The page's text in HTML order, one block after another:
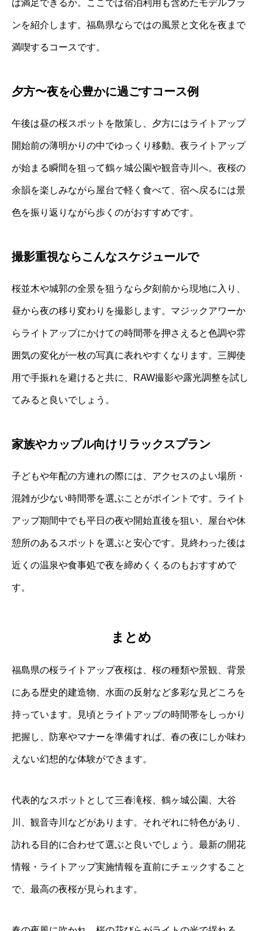
ば満足できるか。ここでは宿泊利用も含めたモデルプラ
ンを紹介します。福島県ならではの風景と文化を夜まで
満喫するコースです。
夕方〜夜を心豊かに過ごすコース例
午後は昼の桜スポットを散策し、夕方にはライトアップ
開始前の薄明かりの中でゆっくり移動。夜ライトアップ
が始まる瞬間を狙って鶴ヶ城公園や観音寺川へ。夜桜の
余韻を楽しみながら屋台で軽く食べて、宿へ戻るには景
色を振り返りながら歩くのがおすすめです。
撮影重視ならこんなスケジュールで
桜並木や城郭の全景を狙うなら夕刻前から現地に入り、
昼から夜の移り変わりを撮影します。マジックアワーか
らライトアップにかけての時間帯を押さえると色調や雰
囲気の変化が一枚の写真に表れやすくなります。三脚使
用で手振れを避けると共に、RAW撮影や露光調整を試し
てみると良いでしょう。
家族やカップル向けリラックスプラン
子どもや年配の方連れの際には、アクセスのよい場所・
混雑が少ない時間帯を選ぶことがポイントです。ライト
アップ期間中でも平日の夜や開始直後を狙い、屋台や休
憩所のあるスポットを選ぶと安心です。見終わった後は
近くの温泉や食事処で夜を締めくくるのもおすすめで
す。
まとめ
福島県の桜ライトアップ夜桜は、桜の種類や景観、背景
にある歴史的建造物、水面の反射など多彩な見どころを
持っています。見頃とライトアップの時間帯をしっかり
把握し、防寒やマナーを準備すれば、春の夜にしか味わ
えない幻想的な体験ができます。
代表的なスポットとして三春滝桜、鶴ヶ城公園、大谷
川、観音寺川などがあります。それぞれに特色があり、
訪れる目的に合わせて選ぶと良いでしょう。最新の開花
情報・ライトアップ実施情報を直前にチェックすること
で、最高の夜桜が見られます。